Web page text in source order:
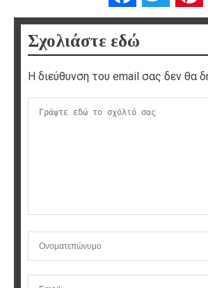
Σχολιάστε εδώ
Η διεύθυνση του email σας δεν θα